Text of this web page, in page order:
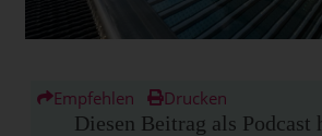
Empfehlen Drucken
Diesen Beitrag als Podcast